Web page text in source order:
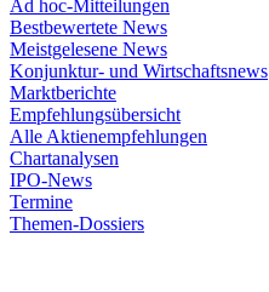
Ad hoc-Mitteilungen
Bestbewertete News
Meistgelesene News
Konjunktur- und Wirtschaftsnews
Marktberichte
Empfehlungsübersicht
Alle Aktienempfehlungen
Chartanalysen
IPO-News
Termine
Themen-Dossiers